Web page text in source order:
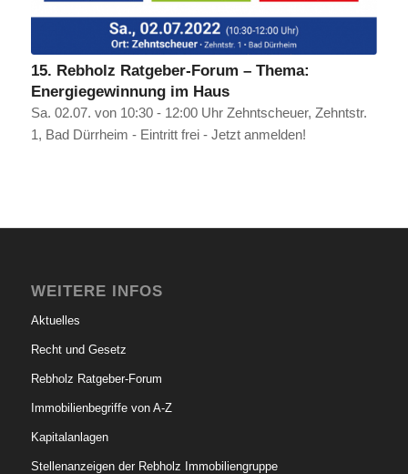
15. Rebholz Ratgeber-Forum – Thema:
Energiegewinnung im Haus
Sa. 02.07. von 10:30 - 12:00 Uhr Zehntscheuer, Zehntstr.
1, Bad Dürrheim - Eintritt frei - Jetzt anmelden!
WEITERE INFOS
Aktuelles
Recht und Gesetz
Rebholz Ratgeber-Forum
Immobilienbegriffe von A-Z
Kapitalanlagen
Stellenanzeigen der Rebholz Immobiliengruppe